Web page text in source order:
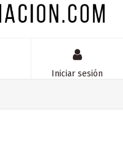
Iniciar sesión